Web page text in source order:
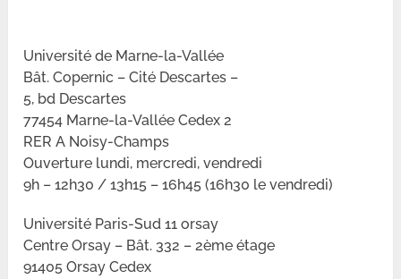
Université de Marne-la-Vallée
Bât. Copernic – Cité Descartes –
5, bd Descartes
77454 Marne-la-Vallée Cedex 2
RER A Noisy-Champs
Ouverture lundi, mercredi, vendredi
9h – 12h30 / 13h15 – 16h45 (16h30 le vendredi)
Université Paris-Sud 11 orsay
Centre Orsay – Bât. 332 – 2ème étage
91405 Orsay Cedex